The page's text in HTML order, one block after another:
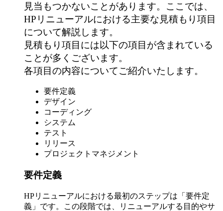
見当もつかないことがあります。ここでは、
HPリニューアルにおける主要な見積もり項目
について解説します。
見積もり項目には以下の項目が含まれている
ことが多くございます。
各項目の内容についてご紹介いたします。
要件定義
デザイン
コーディング
システム
テスト
リリース
プロジェクトマネジメント
要件定義
HPリニューアルにおける最初のステップは「要件定
義」です。この段階では、リニューアルする目的やサ